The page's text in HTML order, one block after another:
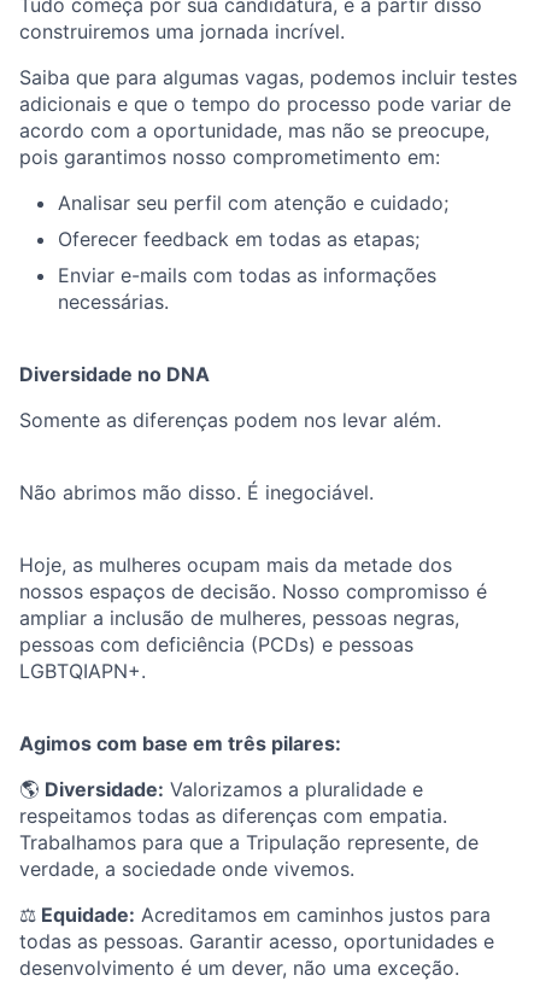
construiremos uma jornada incrível.
Saiba que para algumas vagas, podemos incluir testes
adicionais e que o tempo do processo pode variar de
acordo com a oportunidade, mas não se preocupe,
pois garantimos nosso comprometimento em:
Analisar seu perfil com atenção e cuidado;
Oferecer feedback em todas as etapas;
Enviar e-mails com todas as informações
necessárias.
Diversidade no DNA
Somente as diferenças podem nos levar além.
Não abrimos mão disso. É inegociável.
Hoje, as mulheres ocupam mais da metade dos
nossos espaços de decisão. Nosso compromisso é
ampliar a inclusão de mulheres, pessoas negras,
pessoas com deficiência (PCDs) e pessoas
LGBTQIAPN+.
Agimos com base em três pilares:
🌎 Diversidade: Valorizamos a pluralidade e
respeitamos todas as diferenças com empatia.
Trabalhamos para que a Tripulação represente, de
verdade, a sociedade onde vivemos.
⚖️ Equidade: Acreditamos em caminhos justos para
todas as pessoas. Garantir acesso, oportunidades e
desenvolvimento é um dever, não uma exceção.